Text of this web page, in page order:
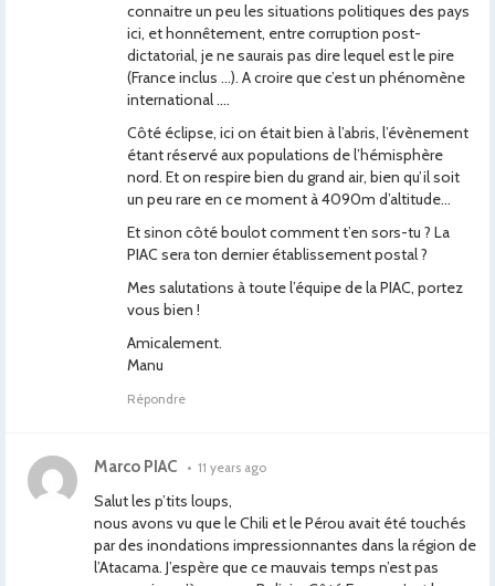
connaitre un peu les situations politiques des pays
ici, et honnêtement, entre corruption post-
dictatorial, je ne saurais pas dire lequel est le pire
(France inclus …). A croire que c’est un phénomène
international ….
Côté éclipse, ici on était bien à l’abris, l’évènement
étant réservé aux populations de l’hémisphère
nord. Et on respire bien du grand air, bien qu’il soit
un peu rare en ce moment à 4090m d’altitude…
Et sinon côté boulot comment t’en sors-tu ? La
PIAC sera ton dernier établissement postal ?
Mes salutations à toute l’équipe de la PIAC, portez
vous bien !
Amicalement.
Manu
Répondre
Marco PIAC • 11 years ago
Salut les p’tits loups,
nous avons vu que le Chili et le Pérou avait été touchés
par des inondations impressionnantes dans la région de
l’Atacama. J’espère que ce mauvais temps n’est pas